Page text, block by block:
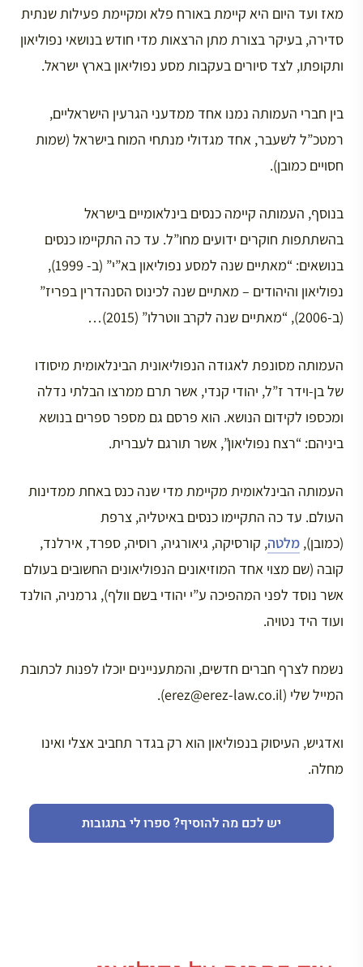
מאז ועד היום היא קיימת באורח פלא ומקיימת פעילות שנתית
סדירה, בעיקר בצורת מתן הרצאות מדי חודש בנושאי נפוליאון
ותקופתו, לצד סיורים בעקבות מסע נפוליאון בארץ ישראל.
בין חברי העמותה נמנו אחד ממדעני הגרעין הישראליים,
רמטכ”ל לשעבר, אחד מגדולי מנתחי המוח בישראל (שמות
חסויים כמובן).
בנוסף, העמותה קיימה כנסים בינלאומיים בישראל
בהשתתפות חוקרים ידועים מחו”ל. עד כה התקיימו כנסים
בנושאים: “מאתיים שנה למסע נפוליאון בא”י” (ב- 1999),
נפוליאון והיהודים – מאתיים שנה לכינוס הסנהדרין בפריז”
(ב-2006), “מאתיים שנה לקרב ווטרלו” (2015)…
העמותה מסונפת לאגודה הנפוליאונית הבינלאומית מיסודו
של בן-וידר ז”ל, יהודי קנדי, אשר תרם ממרצו הבלתי נדלה
ומכספו לקידום הנושא. הוא פרסם גם מספר ספרים בנושא
ביניהם: “רצח נפוליאון”, אשר תורגם לעברית.
העמותה הבינלאומית מקיימת מדי שנה כנס באחת ממדינות
העולם. עד כה התקיימו כנסים באיטליה, צרפת
(כמובן), מלטה, קורסיקה, גיאורגיה, רוסיה, ספרד, אירלנד,
קובה (שם מצוי אחד המוזיאונים הנפוליאונים החשובים בעולם
אשר נוסד לפני המהפיכה ע”י יהודי בשם וולף), גרמניה, הולנד
ועוד היד נטויה.
נשמח לצרף חברים חדשים, והמתעניינים יוכלו לפנות לכתובת
המייל שלי (erez@erez-law.co.il).
ואדגיש, העיסוק בנפוליאון הוא רק בגדר תחביב אצלי ואינו
מחלה.
יש לכם מה להוסיף? ספרו לי בתגובות